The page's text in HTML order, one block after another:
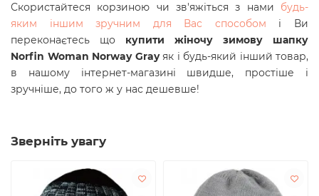
Скористайтеся корзиною чи зв'яжіться з нами будь-
яким іншим зручним для Вас способом і Ви
переконаєтесь що купити жіночу зимову шапку
Norfin Woman Norway Gray як і будь-який інший товар,
в нашому інтернет-магазині швидше, простіше і
зручніше, до того ж у нас дешевше!
Зверніть увагу